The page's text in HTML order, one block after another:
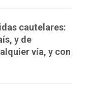
cautelares:
y de
vía, y con